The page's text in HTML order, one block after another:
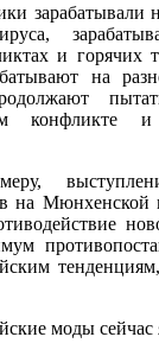
зарабатывали
и горячих
на
конфликте
на Мюнхенской
моды сейчас